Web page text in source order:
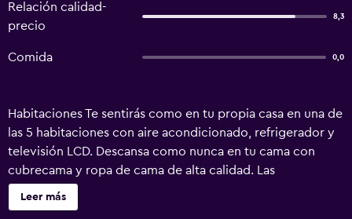
Relación calidad-
precio
8,3
Comida 0,0
Habitaciones Te sentirás como en tu propia casa en una de
las 5 habitaciones con aire acondicionado, refrigerador y
televisión LCD. Descansa como nunca en tu cama con
cubrecama y ropa de cama de alta calidad. Las
habitaciones disponen de balcón. Con reproductores de
DVD y acceso a internet por wifi de cortesía, tienes para
Leer más